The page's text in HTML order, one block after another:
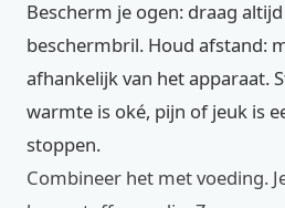
Bescherm je ogen: draag
beschermbril. Houd afstand:
afhankelijk van het apparaat.
warmte is oké, pijn of jeuk is
stoppen.
Combineer het met voeding.